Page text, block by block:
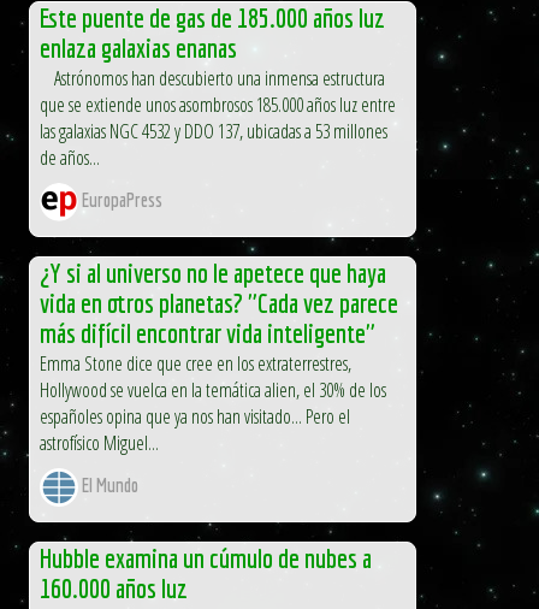
Este puente de gas de 185.000 años luz
enlaza galaxias enanas
Astrónomos han descubierto una inmensa estructura
que se extiende unos asombrosos 185.000 años luz entre
las galaxias NGC 4532 y DDO 137, ubicadas a 53 millones
de años...
EuropaPress
¿Y si al universo no le apetece que haya
vida en otros planetas? "Cada vez parece
más difícil encontrar vida inteligente"
Emma Stone dice que cree en los extraterrestres,
Hollywood se vuelca en la temática alien, el 30% de los
españoles opina que ya nos han visitado... Pero el
astrofísico Miguel...
El Mundo
Hubble examina un cúmulo de nubes a
160.000 años luz